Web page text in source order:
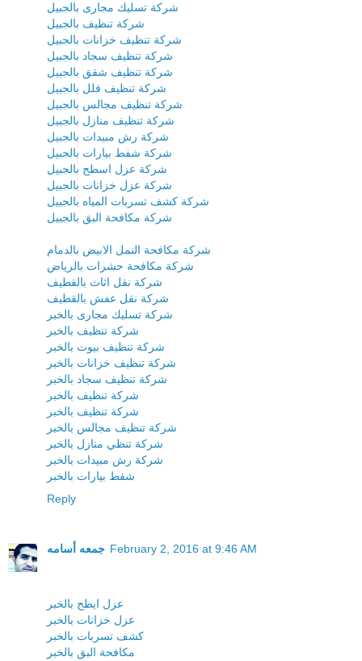
شركة تسليك مجارى بالجبيل
شركة تنظيف بالجبيل
شركة تنظيف خزانات بالجبيل
شركة تنظيف سجاد بالجبيل
شركة تنظيف شقق بالجبيل
شركة تنظيف فلل بالجبيل
شركة تنظيف مجالس بالجبيل
شركة تنظيف منازل بالجبيل
شركة رش مبيدات بالجبيل
شركة شفط بيارات بالجبيل
شركة عزل اسطح بالجبيل
شركة عزل خزانات بالجبيل
شركة كشف تسربات المياه بالجبيل
شركة مكافحة البق بالجبيل
شركة مكافحة النمل الابيض بالدمام
شركة مكافحة حشرات بالرياض
شركة نقل اثاث بالقطيف
شركة نقل عفش بالقطيف
شركة تسليك مجارى بالخبر
شركة تنظيف بالخبر
شركة تنظيف بيوت بالخبر
شركة تنظيف خزانات بالخبر
شركة تنظيف سجاد بالخبر
شركة تنظيف بالخبر
شركة تنظيف بالخبر
شركة تنظيف مجالس بالخبر
شركة تنظي منازل بالخبر
شركة رش مبيدات بالخبر
شفط بيارات بالخبر
Reply
جمعه أسامه February 2, 2016 at 9:46 AM
عزل ايطح بالخبر
عزل خزانات بالخبر
كشف تسربات بالخبر
مكافحة البق بالخبر